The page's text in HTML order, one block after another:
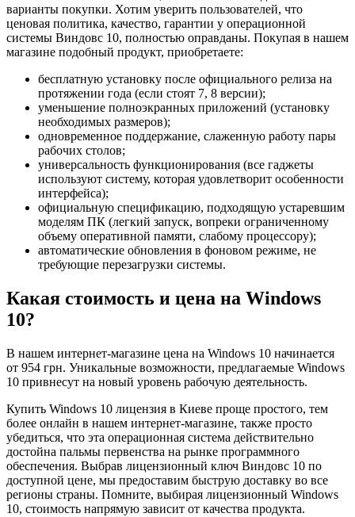
варианты покупки. Хотим уверить пользователей, что
ценовая политика, качество, гарантии у операционной
системы Виндовс 10, полностью оправданы. Покупая в нашем
магазине подобный продукт, приобретаете:
бесплатную установку после официального релиза на
протяжении года (если стоят 7, 8 версии);
уменьшение полноэкранных приложений (установку
необходимых размеров);
одновременное поддержание, слаженную работу пары
рабочих столов;
универсальность функционирования (все гаджеты
используют систему, которая удовлетворит особенности
интерфейса);
официальную спецификацию, подходящую устаревшим
моделям ПК (легкий запуск, вопреки ограниченному
объему оперативной памяти, слабому процессору);
автоматические обновления в фоновом режиме, не
требующие перезагрузки системы.
Какая стоимость и цена на Windows
10?
В нашем интернет-магазине цена на Windows 10 начинается
от 954 грн. Уникальные возможности, предлагаемые Windows
10 привнесут на новый уровень рабочую деятельность.
Купить Windows 10 лицензия в Киеве проще простого, тем
более онлайн в нашем интернет-магазине, также просто
убедиться, что эта операционная система действительно
достойна пальмы первенства на рынке программного
обеспечения. Выбрав лицензионный ключ Виндовс 10 по
доступной цене, мы предоставим быструю доставку во все
регионы страны. Помните, выбирая лицензионный Windows
10, стоимость напрямую зависит от качества продукта.